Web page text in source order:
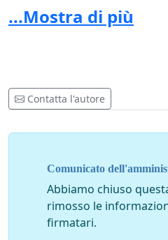
dell’origine della ospedalità
largo antistante l’ingresso
servizio di Maria Teresa
bella figura di medico,
largo Palagi, sia a lui
Distinti saluti.
...Mostra di più
Contatta l'autore
Comunicato
Abbiamo chiuso
rimosso le
firmatari.